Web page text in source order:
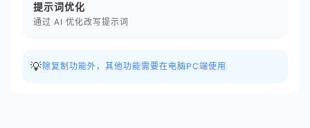
提示词优化
通过 AI 优化改写提示词
💡 除复制功能外，其他功能需要在电脑PC端使用